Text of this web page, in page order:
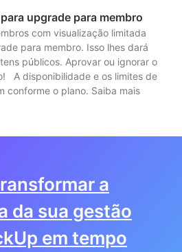
upgrade para membro
com visualização limitada
para membro. Isso lhes dará
públicos. Aprovar ou ignorar o
A disponibilidade e os limites de
conforme o plano. Saiba mais
a
da sua gestão
em tempo